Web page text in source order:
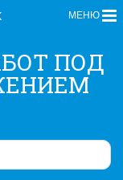
МЕНЮ
ПОД